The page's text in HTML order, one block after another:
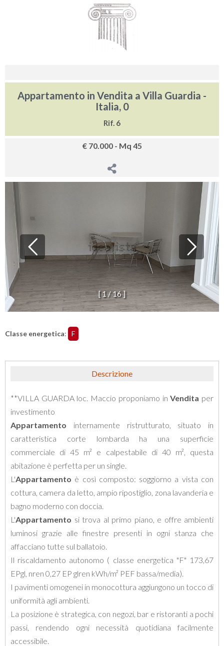
Appartamento in Vendita a Villa Guardia -
Italia, 0
Rif. 6
€ 70.000 - Mq 45
[1/16]
Classe energetica: F
Descrizione
**VILLA GUARDA loc. Maccio proponiamo inVendita per
investimento
Appartamento internamente ristrutturato, situato in
caratteristica corte lombarda ha una superficie
commerciale di 45 m² e calpestabile di 40 m², questa
abitazione è perfetta per un single.
L'Appartamento è così composto: soggiorno a vista con
cottura, camera da letto, ampio ripostiglio, zona lavanderia e
bagno moderno con doccia.
L'Appartamento si trova al primo piano, e offre ambienti
luminosi grazie alle finestre presenti in ogni stanza che
affacciano tutte sul ballatoio.
Il riscaldamento autonomo ( classe energetica "F" 173,67
EPgl, nren 0,27 EP glren kWh/m² PEF bassa/media).
I pavimenti omogenei in monocottura aggiungono un tocco di
uniformità agli ambienti.
La posizione è strategica, con negozi, bar e ristoranti a pochi
passi, rendendo ogni necessità quotidiana facilmente
accessibile.